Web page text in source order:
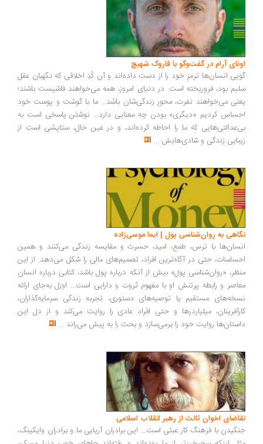
آرام در گفت‌وگو با فاروک شهیچ‭
انسان‌ها ترمزِ خود را از دست داده‌اند و آن کُدِ اخلاقی که نگهبان عقل
بود، فروریخته است. در دنیای امروز، همه می‌خواهند فاشیست باشند؛
می‌خواهند نفرت، محورِ زندگی‌شان باشد... ما با گوشت و پوست خود
کردیم «دیگری» بودن چه معنایی دارد... نوشتن پاسخی است به
که ما را احاطه کرده‌اند، و در عین حال، ستایشی است از
زندگی و شادی‌هایش...
به روان‌شناسی پول | ایما موسی‌زاده
با ترس، طمع، امید، حسرت و مقایسه زندگی می‌کنند و همین
حتی در آگاه‌ترین افراد، تصمیم‌های مالی را شکل می‌دهد. از این
«روان‌شناسی پول» بیش از آنکه درباره پول باشد، کتابی درباره انسان
و رابطه پرتنش او با مفهوم ثروت و دارایی است... اوزل به‌جای ارائه
مستقیم یا توصیه‌های دستوری، تجربه زندگی سرمایه‌گذاران،
میلیاردرها و حتی افراد عادی را روایت می‌کند و از دل این
روایت خود را برمی‌سازد و بحث را به پیش می‌راند...
اخوان ثالث از رهبر انقلاب اسلامی
با فرهنگ کار عبثی است... این برادران آریایی ما و برادران وایکینگ،